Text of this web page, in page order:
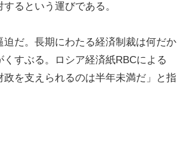
るという運びである。
だ。長期にわたる経済制裁は何だか
すぶる。ロシア経済紙RBCによる
を支えられるのは半年未満だ」と指